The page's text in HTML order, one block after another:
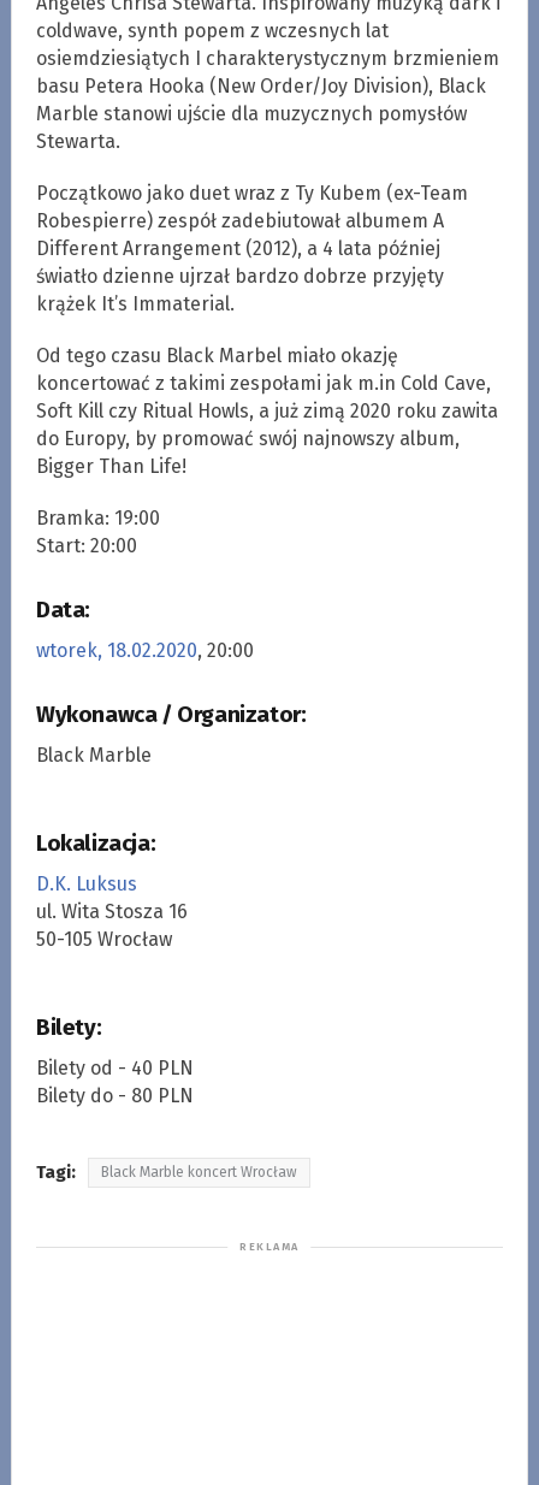
coldwave, synth popem z wczesnych lat
osiemdziesiątych I charakterystycznym brzmieniem
basu Petera Hooka (New Order/Joy Division), Black
Marble stanowi ujście dla muzycznych pomysłów
Stewarta.
Początkowo jako duet wraz z Ty Kubem (ex-Team
Robespierre) zespół zadebiutował albumem A
Different Arrangement (2012), a 4 lata później
światło dzienne ujrzał bardzo dobrze przyjęty
krążek It’s Immaterial.
Od tego czasu Black Marbel miało okazję
koncertować z takimi zespołami jak m.in Cold Cave,
Soft Kill czy Ritual Howls, a już zimą 2020 roku zawita
do Europy, by promować swój najnowszy album,
Bigger Than Life!
Bramka: 19:00
Start: 20:00
Data:
wtorek, 18.02.2020, 20:00
Wykonawca / Organizator:
Black Marble
Lokalizacja:
D.K. Luksus
ul. Wita Stosza 16
50-105 Wrocław
Bilety:
Bilety od - 40 PLN
Bilety do - 80 PLN
Tagi: Black Marble koncert Wrocław